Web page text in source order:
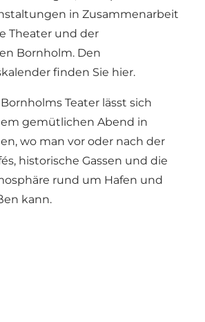
in Zusammenarbeit
Theater und der
Bornholm. Den
finden Sie hier.
Teater lässt sich
gemütlichen Abend in
wo man vor oder nach der
historische Gassen und die
rund um Hafen und
kann.